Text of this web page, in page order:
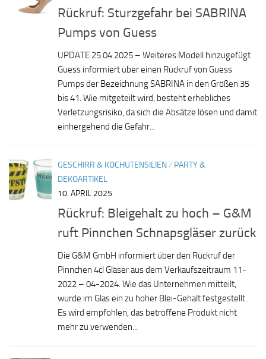
Rückruf: Sturzgefahr bei SABRINA
Pumps von Guess
UPDATE 25.04.2025 – Weiteres Modell hinzugefügt
Guess informiert über einen Rückruf von Guess
Pumps der Bezeichnung SABRINA in den Größen 35
bis 41. Wie mitgeteilt wird, besteht erhebliches
Verletzungsrisiko, da sich die Absätze lösen und damit
einhergehend die Gefahr...
GESCHIRR & KOCHUTENSILIEN/ PARTY &
DEKOARTIKEL
10. APRIL 2025
Rückruf: Bleigehalt zu hoch – G&M
ruft Pinnchen Schnapsgläser zurück
Die G&M GmbH informiert über den Rückruf der
Pinnchen 4cl Gläser aus dem Verkaufszeitraum 11-
2022 – 04-2024. Wie das Unternehmen mitteilt,
wurde im Glas ein zu hoher Blei-Gehalt festgestellt.
Es wird empfohlen, das betroffene Produkt nicht
mehr zu verwenden...